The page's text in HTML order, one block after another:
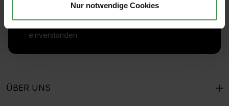
Nur notwendige Cookies
einverstanden.
ÜBER UNS